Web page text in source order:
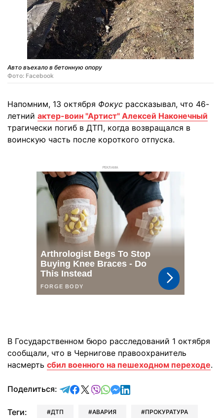
Авто въехало в бетонную опору
Фото: Facebook
Напомним, 13 октября Фокус рассказывал, что 46-
летний актер-воин "Артист" Алексей Наконечный
трагически погиб в ДТП, когда возвращался в
воинскую часть после короткого отпуска.
РЕКЛАМА
В Государственном бюро расследований 1 октября
сообщали, что в Чернигове правоохранитель
насмерть сбил военного на пешеходном переходе.
Поделиться: отправить в Telegram
поделиться в Facebook
поделиться в X
отправить в Viber
отправить в Whatsapp
отправить в Messenger
отправить в LinkedIn
Теги: ДТП АВАРИЯ ПРОКУРАТУРА